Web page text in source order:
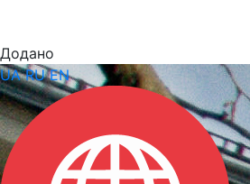
Додано
UA RU EN